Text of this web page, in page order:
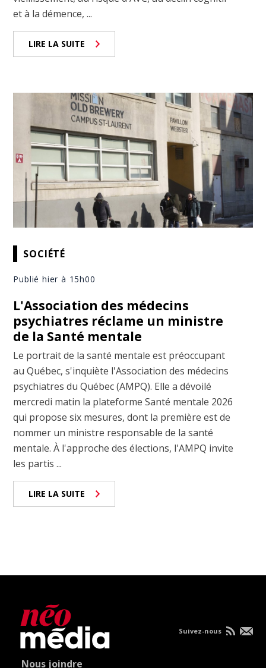
et à la démence, ...
LIRE LA SUITE
SOCIÉTÉ
Publié hier à 15h00
L'Association des médecins
psychiatres réclame un ministre
de la Santé mentale
Le portrait de la santé mentale est préoccupant
au Québec, s'inquiète l'Association des médecins
psychiatres du Québec (AMPQ). Elle a dévoilé
mercredi matin la plateforme Santé mentale 2026
qui propose six mesures, dont la première est de
nommer un ministre responsable de la santé
mentale. À l'approche des élections, l'AMPQ invite
les partis ...
LIRE LA SUITE
Nous joindre
Suivez-nous